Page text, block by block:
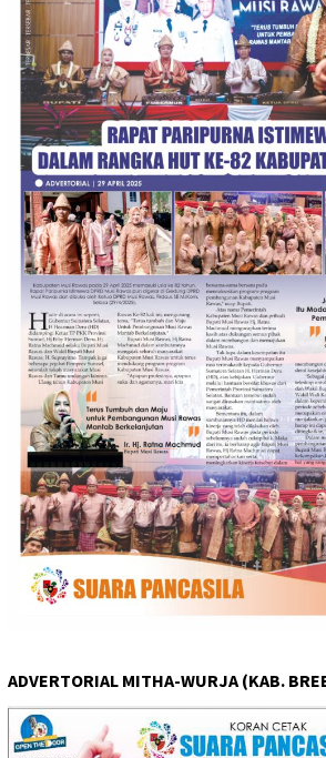
ADVERTORIAL MITHA-WURJA (KAB.